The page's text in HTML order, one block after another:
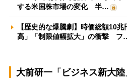
する米国株市場の変化 半…
【歴史的な爆騰劇】時価総額10
高」「制限値幅拡大」の衝撃 フ
大前研一「ビジネス新大